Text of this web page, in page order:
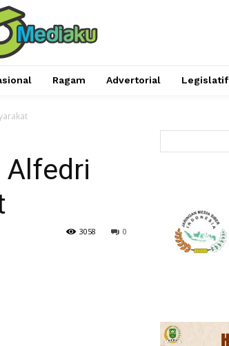
Ragam Advertorial Legislatif
Alfedri
0
3058